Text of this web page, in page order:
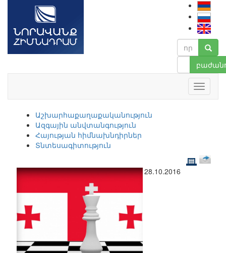
Աշխարհաքաղաքականություն
Ազգային անվտանգություն
Հայության հիմնախնդիրներ
Տնտեսագիտություն
28.10.2016